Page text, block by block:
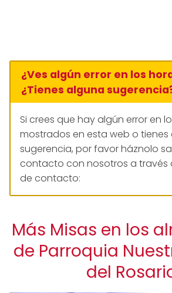
¿Ves algún error en los
¿Tienes alguna
Si crees que hay algún error en
mostrados en esta web o tienes
sugerencia, por favor háznolo
contacto con nosotros a través
de contacto:
Más Misas en los
de Parroquia
del